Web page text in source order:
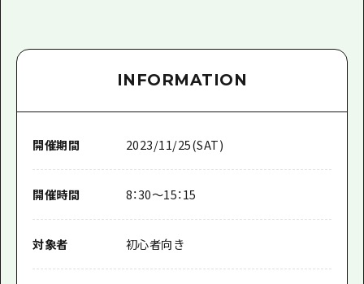
INFORMATION
開催期間 2023/11/25(SAT)
開催時間 8：30～15：15
対象者 初心者向き